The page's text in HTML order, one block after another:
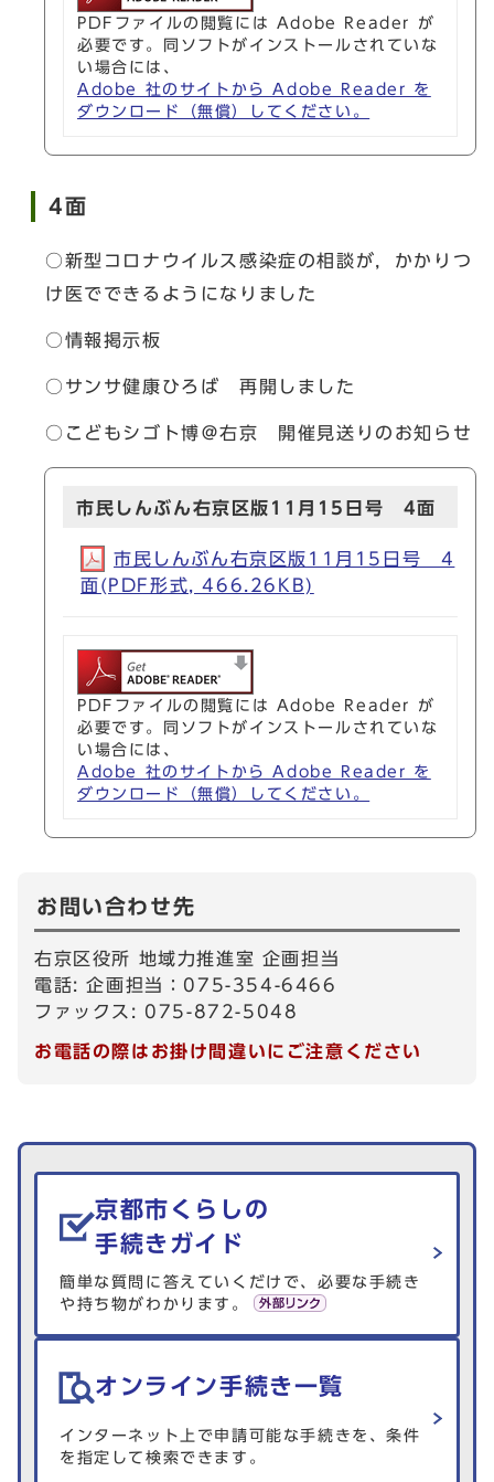
PDFファイルの閲覧には Adobe Reader が
必要です。同ソフトがインストールされていな
い場合には、
Adobe 社のサイトから Adobe Reader を
ダウンロード（無償）してください。
4面
○新型コロナウイルス感染症の相談が，かかりつ
け医でできるようになりました
○情報掲示板
○サンサ健康ひろば 再開しました
○こどもシゴト博＠右京 開催見送りのお知らせ
市民しんぶん右京区版11月15日号 4面
市民しんぶん右京区版11月15日号 4
面(PDF形式, 466.26KB)
PDFファイルの閲覧には Adobe Reader が
必要です。同ソフトがインストールされていな
い場合には、
Adobe 社のサイトから Adobe Reader を
ダウンロード（無償）してください。
お問い合わせ先
右京区役所 地域力推進室 企画担当
電話: 企画担当：075-354-6466
ファックス: 075-872-5048
お電話の際はお掛け間違いにご注意ください
生活情報を探す
京都市くらしの
手続きガイド
簡単な質問に答えていくだけで、必要な手続き
や持ち物がわかります。
オンライン手続き一覧
インターネット上で申請可能な手続きを、条件
を指定して検索できます。